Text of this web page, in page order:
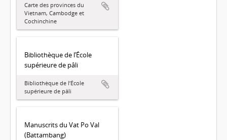
Carte des provinces du
Vietnam, Cambodge et
Cochinchine
Bibliothèque de l’École
supérieure de pâli
Bibliothèque de l’École
supérieure de pâli
Manuscrits du Vat Po Val
(Battambang)